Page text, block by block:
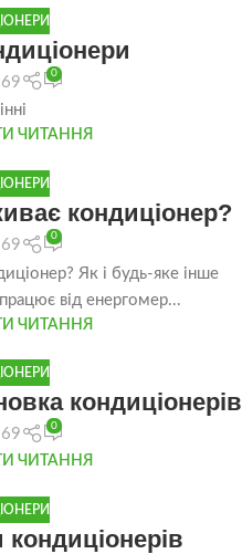
0
ЧИТАННЯ
кондиціонер?
0
Як і будь-яке інше
від енергомер...
ЧИТАННЯ
кондиціонерів
0
ЧИТАННЯ